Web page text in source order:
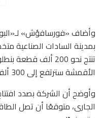
وأضاف «فورسافؤش»
بمدينة السادات الصناعية
تنتج نحو 200 ألف
الأقمشة سترتفع إلى 300 ألف قطعة.
وأوضح أن الشركة بصدد
الجارى، متوقعًا أن تصل